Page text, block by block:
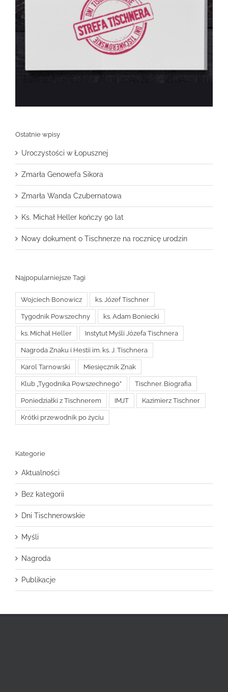
Ostatnie wpisy
Uroczystości w Łopusznej
Zmarła Genowefa Sikora
Zmarła Wanda Czubernatowa
Ks. Michał Heller kończy 90 lat
Nowy dokument o Tischnerze na rocznicę urodzin
Najpopularniejsze Tagi
Wojciech Bonowicz ks. Józef Tischner
Tygodnik Powszechny ks. Adam Boniecki
ks. Michał Heller Instytut Myśli Józefa Tischnera
Nagroda Znaku i Hestii im. ks. J. Tischnera
Karol Tarnowski Miesięcznik Znak
Klub „Tygodnika Powszechnego” Tischner. Biografia
Poniedziałki z Tischnerem IMJT Kazimierz Tischner
Krótki przewodnik po życiu
Kategorie
Aktualności
Bez kategorii
Dni Tischnerowskie
Myśli
Nagroda
Publikacje